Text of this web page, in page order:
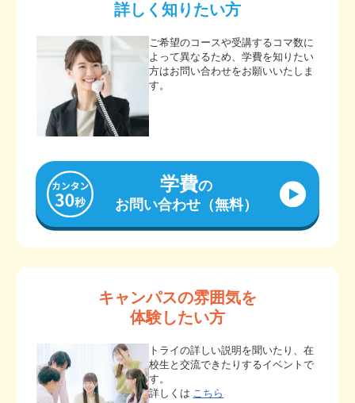
詳しく知りたい方
ご希望のコースや受講するコマ数に
よって異なるため、学費を知りたい
方はお問い合わせをお願いいたしま
す。
学費の
お問い合わせ（無料）
キャンパスの雰囲気を
体験したい方
トライの詳しい説明を聞いたり、在
校生と交流できたりするイベントで
す。
詳しくは こちら